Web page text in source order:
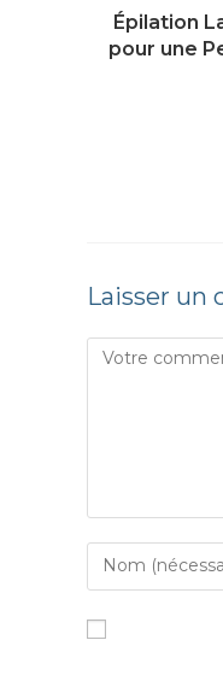
Épilation
pour une
Laisser un